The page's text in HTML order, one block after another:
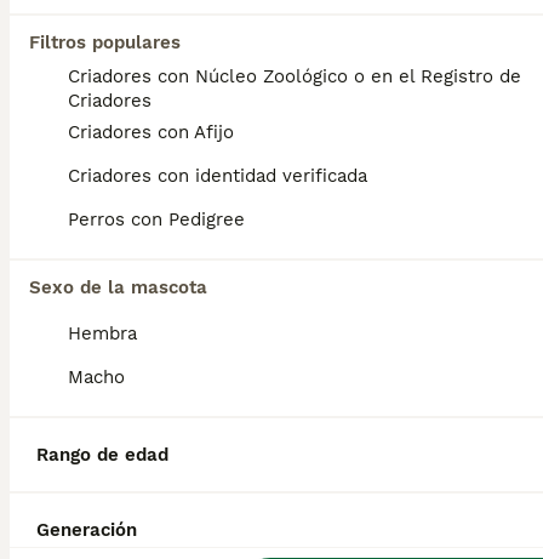
Filtros populares
Criadores con Núcleo Zoológico o en el Registro de
Criadores
Criadores con Afijo
Criadores con identidad verificada
Perros con Pedigree
Sexo de la mascota
Hembra
Macho
Rango de edad
Generación
¿El Basset Fauve de Bretagne
es una buena mascota?
Son perritos alegres, inteligentes,
amigables, valientes y muy activos. La raza
Basset Fauve de Bretagne se lleva bien con
los niños y otras mascotas . No son perros
puerta.
¿Son fáciles de entrenar los
Basset fauve de bretagne?